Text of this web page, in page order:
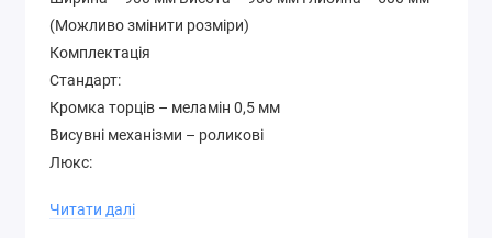
(Можливо змінити розміри)
Комплектація
Стандарт:
Кромка торців – меламін 0,5 мм
Висувні механізми – роликові
Люкс:
Висувні механізми – телескопічні
Читати далі